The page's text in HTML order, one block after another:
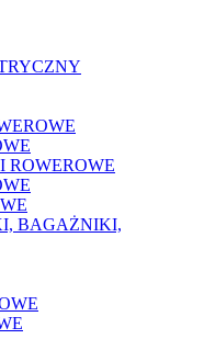
ROWEROWE
BAGAŻNIKI,